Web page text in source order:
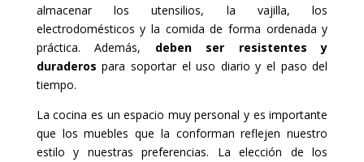
almacenar los utensilios, la vajilla, los
electrodomésticos y la comida de forma ordenada y
práctica. Además, deben ser resistentes y
duraderos para soportar el uso diario y el paso del
tiempo.
La cocina es un espacio muy personal y es importante
que los muebles que la conforman reflejen nuestro
estilo y nuestras preferencias. La elección de los